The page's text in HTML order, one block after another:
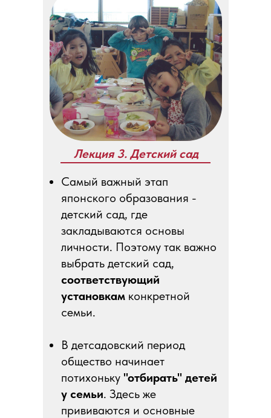
Самый важный этап
японского образования -
детский сад, где
закладываются основы
личности. Поэтому так важно
выбрать детский сад,
соответствующий
установкам конкретной
семьи.
В детсадовский период
общество начинает
потихоньку "отбирать" детей
у семьи. Здесь же
прививаются и основные
Лекция 3. Детский сад